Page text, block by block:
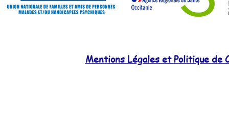
Mentions Légales et Politique de